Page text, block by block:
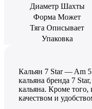
Диаметр Шахты
Форма Может
Тяга Описывает
Упаковка
Кальян 7 Star — Am
кальяна бренда 7
кальяна. Кроме того,
качеством и